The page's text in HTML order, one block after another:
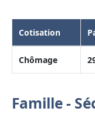
Cotisation
Chômage
Famille -